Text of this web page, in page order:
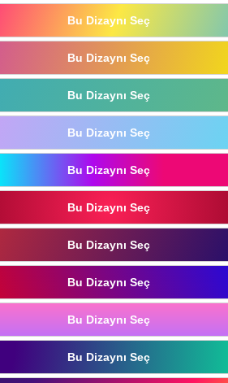
Bu Dizaynı Seç
Bu Dizaynı Seç
Bu Dizaynı Seç
Bu Dizaynı Seç
Bu Dizaynı Seç
Bu Dizaynı Seç
Bu Dizaynı Seç
Bu Dizaynı Seç
Bu Dizaynı Seç
Bu Dizaynı Seç